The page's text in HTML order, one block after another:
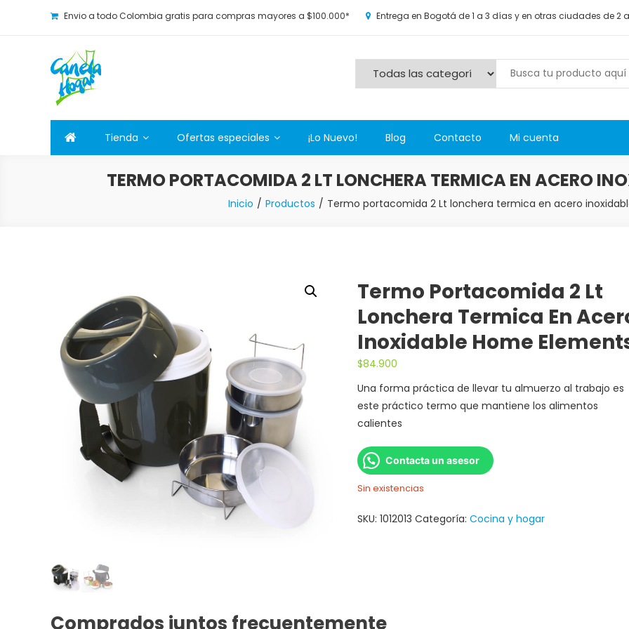
Envio a todo Colombia gratis para compras mayores a $100.000* Entrega en Bogotá de 1 a 3 días y en otras ciudades de 2
Canela Hogar
Tienda
Ofertas especiales ¡Lo Nuevo! Blog Contacto Mi cuenta
TERMO PORTACOMIDA 2 LT LONCHERA TERMICA EN ACERO
Inicio Productos Termo portacomida 2 Lt lonchera termica en acero
Termo Portacomida 2 Lt
Lonchera Termica En
Inoxidable Home
$84.900
Una forma práctica de llevar tu almuerzo al trabajo es
este práctico termo que mantiene los alimentos
calientes
Contacta un asesor
Sin existencias
SKU: 1012013 Categoría: Cocina y hogar
Comprados juntos frecuentemente